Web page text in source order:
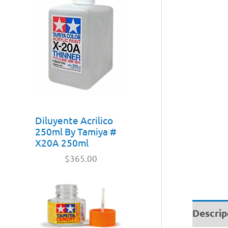
Diluyente Acrilico
250ml By Tamiya #
X20A 250ml
$365.00